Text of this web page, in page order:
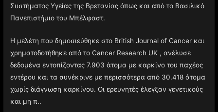
Συστήματος Υγείας της Βρετανίας όπως και από το Βασιλικό
Πανεπιστήμιο του Μπέλφαστ.
Η μελέτη που δημοσιεύθηκε στο British Journal of Cancer και
χρηματοδοτήθηκε από το Cancer Research UK , ανέλυσε
δεδομένα εντοπίζοντας 7.903 άτομα με καρκίνο του παχέος
εντέρου και τα συνέκρινε με περισσότερα από 30.418 άτομα
χωρίς διάγνωση καρκίνου. Οι ερευνητές έλεγξαν γενετικούς
και μη π..